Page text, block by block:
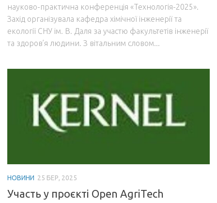
науково-практична конференція «Технологія-2025».
Захід організувала кафедра хімічної інженерії та
екології СНУ ім. В. Даля за участю факультетів інженерії
та здоров’я людини. З вітальним словом...
НОВИНИ 25 БЕР, 2025
Участь у проєкті Open AgriTech